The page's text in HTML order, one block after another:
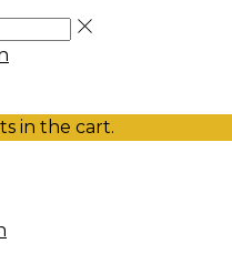
in the cart.